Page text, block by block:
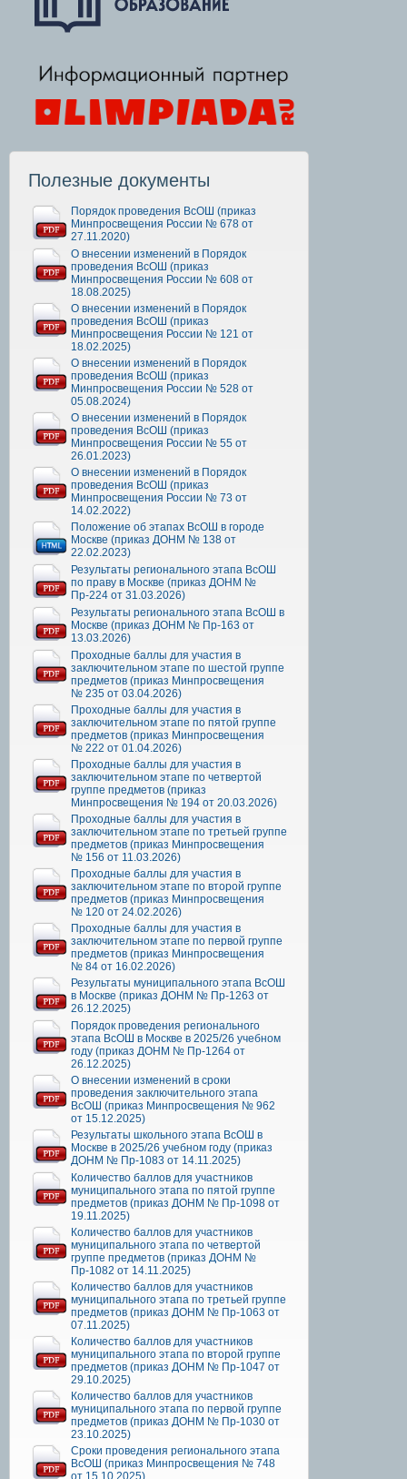
Полезные документы
Порядок проведения ВсОШ (приказ
Минпросвещения России № 678 от
27.11.2020)
О внесении изменений в Порядок
проведения ВсОШ (приказ
Минпросвещения России № 608 от
18.08.2025)
О внесении изменений в Порядок
проведения ВсОШ (приказ
Минпросвещения России № 121 от
18.02.2025)
О внесении изменений в Порядок
проведения ВсОШ (приказ
Минпросвещения России № 528 от
05.08.2024)
О внесении изменений в Порядок
проведения ВсОШ (приказ
Минпросвещения России № 55 от
26.01.2023)
О внесении изменений в Порядок
проведения ВсОШ (приказ
Минпросвещения России № 73 от
14.02.2022)
Положение об этапах ВсОШ в городе
Москве (приказ ДОНМ № 138 от
22.02.2023)
Результаты регионального этапа ВсОШ
по праву в Москве (приказ ДОНМ №
Пр-224 от 31.03.2026)
Результаты регионального этапа ВсОШ в
Москве (приказ ДОНМ № Пр-163 от
13.03.2026)
Проходные баллы для участия в
заключительном этапе по шестой группе
предметов (приказ Минпросвещения
№ 235 от 03.04.2026)
Проходные баллы для участия в
заключительном этапе по пятой группе
предметов (приказ Минпросвещения
№ 222 от 01.04.2026)
Проходные баллы для участия в
заключительном этапе по четвертой
группе предметов (приказ
Минпросвещения № 194 от 20.03.2026)
Проходные баллы для участия в
заключительном этапе по третьей группе
предметов (приказ Минпросвещения
№ 156 от 11.03.2026)
Проходные баллы для участия в
заключительном этапе по второй группе
предметов (приказ Минпросвещения
№ 120 от 24.02.2026)
Проходные баллы для участия в
заключительном этапе по первой группе
предметов (приказ Минпросвещения
№ 84 от 16.02.2026)
Результаты муниципального этапа ВсОШ
в Москве (приказ ДОНМ № Пр-1263 от
26.12.2025)
Порядок проведения регионального
этапа ВсОШ в Москве в 2025/26 учебном
году (приказ ДОНМ № Пр-1264 от
26.12.2025)
О внесении изменений в сроки
проведения заключительного этапа
ВсОШ (приказ Минпросвещения № 962
от 15.12.2025)
Результаты школьного этапа ВсОШ в
Москве в 2025/26 учебном году (приказ
ДОНМ № Пр-1083 от 14.11.2025)
Количество баллов для участников
муниципального этапа по пятой группе
предметов (приказ ДОНМ № Пр-1098 от
19.11.2025)
Количество баллов для участников
муниципального этапа по четвертой
группе предметов (приказ ДОНМ №
Пр-1082 от 14.11.2025)
Количество баллов для участников
муниципального этапа по третьей группе
предметов (приказ ДОНМ № Пр-1063 от
07.11.2025)
Количество баллов для участников
муниципального этапа по второй группе
предметов (приказ ДОНМ № Пр-1047 от
29.10.2025)
Количество баллов для участников
муниципального этапа по первой группе
предметов (приказ ДОНМ № Пр-1030 от
23.10.2025)
Сроки проведения регионального этапа
ВсОШ (приказ Минпросвещения № 748
от 15.10.2025)